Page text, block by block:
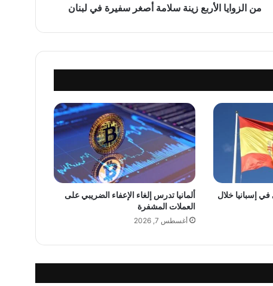
من الزوايا الأربع زينة سلامة أصغر سفيرة في لبنان
في إسبانيا خلال
ألمانيا تدرس إلغاء الإعفاء الضريبي على
العملات المشفرة
أغسطس 7, 2026